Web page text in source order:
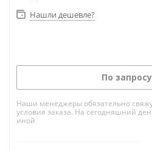
Нашли дешевле?
По запросу
Наши менеджеры обязательно
условия заказа. На сегодняшний
иной